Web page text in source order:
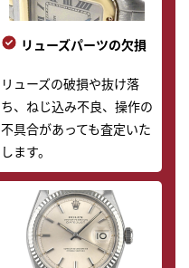
リューズパーツの欠損
リューズの破損や抜け落
ち、ねじ込み不良、操作の
不具合があっても査定いた
します。